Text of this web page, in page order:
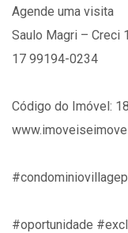
Agende uma visita
Saulo Magri – Creci
17 99194-0234
Código do Imóvel:
#oportunidade